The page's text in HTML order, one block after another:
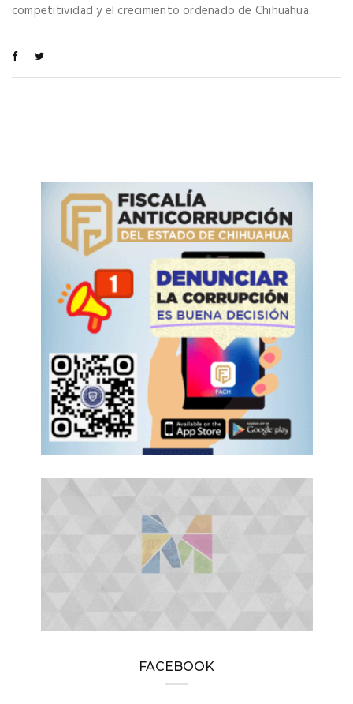
competitividad y el crecimiento ordenado de Chihuahua.
FACEBOOK